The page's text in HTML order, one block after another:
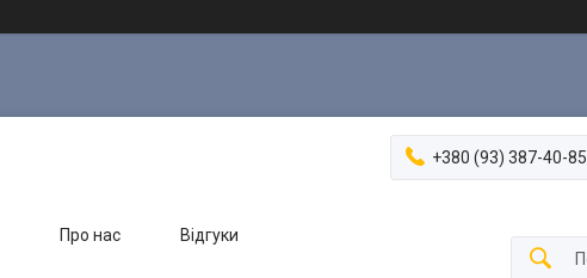
+380 (93) 387-40-85
Про нас Відгуки